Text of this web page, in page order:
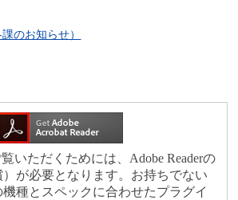
のお知らせ）
いただくためには、Adobe Readerの
が必要となります。お持ちでない
種とスペックに合わせたプラグイ